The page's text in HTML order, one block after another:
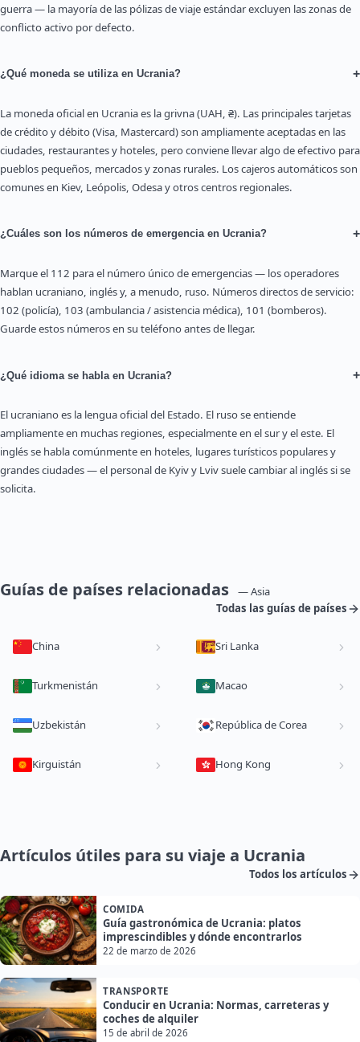
guerra — la mayoría de las pólizas de viaje estándar excluyen las zonas de
conflicto activo por defecto.
¿Qué moneda se utiliza en Ucrania? +
La moneda oficial en Ucrania es la grivna (UAH, ₴). Las principales tarjetas
de crédito y débito (Visa, Mastercard) son ampliamente aceptadas en las
ciudades, restaurantes y hoteles, pero conviene llevar algo de efectivo para
pueblos pequeños, mercados y zonas rurales. Los cajeros automáticos son
comunes en Kiev, Leópolis, Odesa y otros centros regionales.
¿Cuáles son los números de emergencia en Ucrania? +
Marque el 112 para el número único de emergencias — los operadores
hablan ucraniano, inglés y, a menudo, ruso. Números directos de servicio:
102 (policía), 103 (ambulancia / asistencia médica), 101 (bomberos).
Guarde estos números en su teléfono antes de llegar.
¿Qué idioma se habla en Ucrania? +
El ucraniano es la lengua oficial del Estado. El ruso se entiende
ampliamente en muchas regiones, especialmente en el sur y el este. El
inglés se habla comúnmente en hoteles, lugares turísticos populares y
grandes ciudades — el personal de Kyiv y Lviv suele cambiar al inglés si se
solicita.
Guías de países relacionadas
— Asia
Todas las guías de países
China Sri Lanka
Turkmenistán Macao
Uzbekistán República de Corea
Kirguistán Hong Kong
Artículos útiles para su viaje a Ucrania
Todos los artículos
COMIDA
Guía gastronómica de Ucrania: platos
imprescindibles y dónde encontrarlos
22 de marzo de 2026
TRANSPORTE
Conducir en Ucrania: Normas, carreteras y
coches de alquiler
15 de abril de 2026